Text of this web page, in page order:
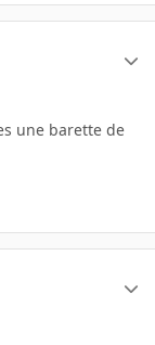
une barette de